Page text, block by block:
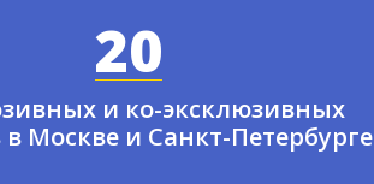
20
и ко-эксклюзивных
в Москве и Санкт-Петербурге